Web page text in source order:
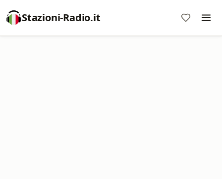
Stazioni-Radio.it